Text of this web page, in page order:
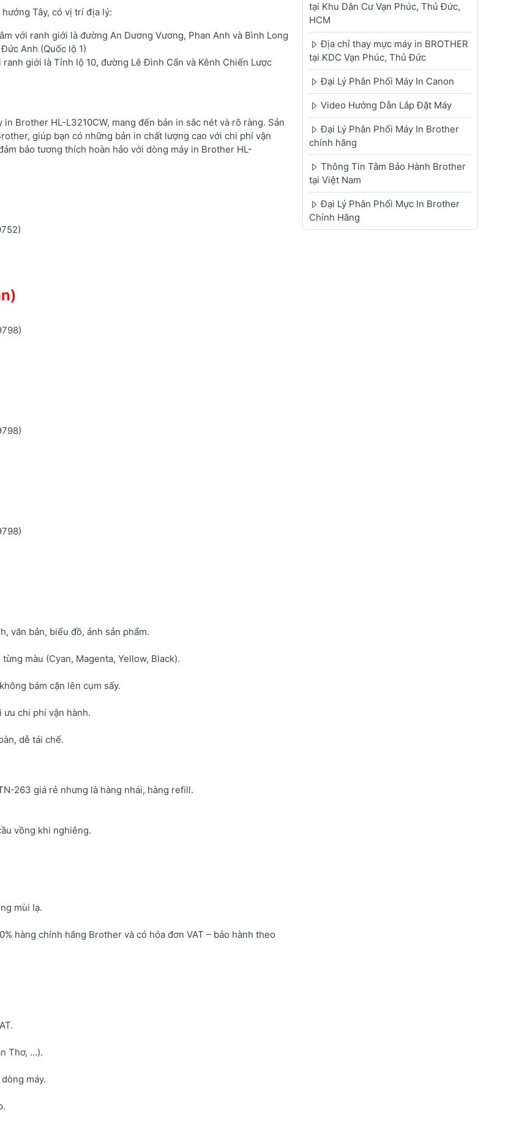
Tây, có vị trí địa lý:
với ranh giới là đường An Dương Vương, Phan Anh và Bình Long
Anh (Quốc lộ 1)
giới là Tỉnh lộ 10, đường Lê Đình Cẩn và Kênh Chiến Lược
Brother HL-L3210CW, mang đến bản in sắc nét và rõ ràng. Sản
giúp bạn có những bản in chất lượng cao với chi phí vận
bảo tương thích hoàn hảo với dòng máy in Brother HL-
văn bản, biểu đồ, ảnh sản phẩm.
màu (Cyan, Magenta, Yellow, Black).
bám cặn lên cụm sấy.
chi phí vận hành.
dễ tái chế.
263 giá rẻ nhưng là hàng nhái, hàng refill.
vồng khi nghiêng.
mùi lạ.
hàng chính hãng Brother và có hóa đơn VAT – bảo hành theo
Thơ, …).
máy.
tại Khu Dân Cư Vạn Phúc, Thủ Đức,
HCM
Địa chỉ thay mực máy in BROTHER
tại KDC Vạn Phúc, Thủ Đức
Đại Lý Phân Phối Máy In Canon
Video Hướng Dẫn Lắp Đặt Máy
Đại Lý Phân Phối Máy In Brother
chính hãng
Thông Tin Tâm Bảo Hành Brother
tại Việt Nam
Đại Lý Phân Phối Mực In Brother
Chính Hãng